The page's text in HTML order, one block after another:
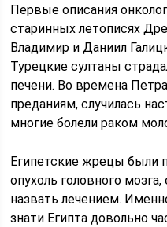
Первые описания
старинных летописях
Владимир и Даниил
Турецкие султаны
печени. Во времена
преданиям, случилась
многие болели раком
Египетские жрецы были
опухоль головного
назвать лечением.
знати Египта довольно